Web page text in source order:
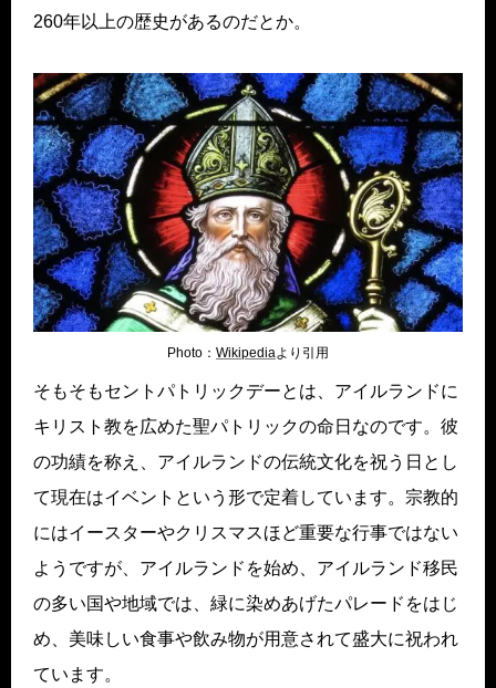
260年以上の歴史があるのだとか。
Photo： Wikipedia より引用
そもそもセントパトリックデーとは、アイルランドに
キリスト教を広めた聖パトリックの命日なのです。彼
の功績を称え、アイルランドの伝統文化を祝う日とし
て現在はイベントという形で定着しています。宗教的
にはイースターやクリスマスほど重要な行事ではない
ようですが、アイルランドを始め、アイルランド移民
の多い国や地域では、緑に染めあげたパレードをはじ
め、美味しい食事や飲み物が用意されて盛大に祝われ
ています。